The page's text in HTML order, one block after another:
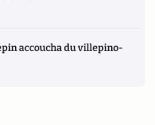
accoucha du villepino-